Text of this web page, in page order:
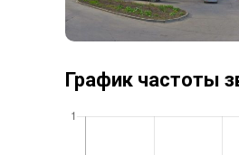
График частоты